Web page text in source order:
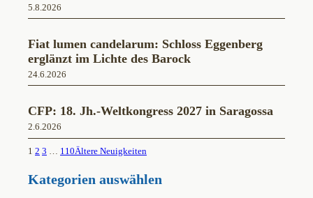
5.8.2026
Fiat lumen candelarum: Schloss Eggenberg
erglänzt im Lichte des Barock
24.6.2026
CFP: 18. Jh.-Weltkongress 2027 in Saragossa
2.6.2026
1 2 3 110Ältere Neuigkeiten
Kategorien auswählen